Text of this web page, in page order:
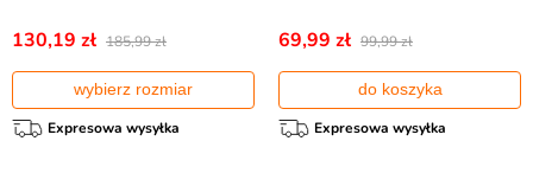
130,19 zł 185,99 zł
wybierz rozmiar
Expresowa wysyłka
69,99 zł 99,99 zł
do koszyka
Expresowa wysyłka